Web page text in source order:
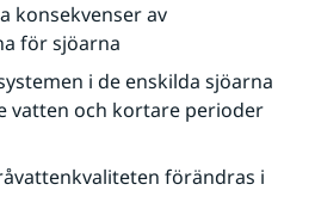
konsekvenser av
för sjöarna
i de enskilda sjöarna
vatten och kortare perioder
förändras i